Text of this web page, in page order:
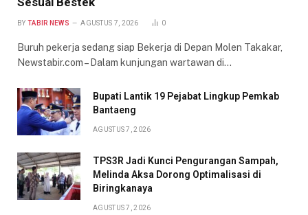
BY TABIR NEWS AGUSTUS 7, 2026 0
Buruh pekerja sedang siap Bekerja di Depan Molen Takakar,
Newstabir.com – Dalam kunjungan wartawan di…
Bupati Lantik 19 Pejabat Lingkup Pemkab
Bantaeng
AGUSTUS 7, 2026
TPS3R Jadi Kunci Pengurangan Sampah,
Melinda Aksa Dorong Optimalisasi di
Biringkanaya
AGUSTUS 7, 2026